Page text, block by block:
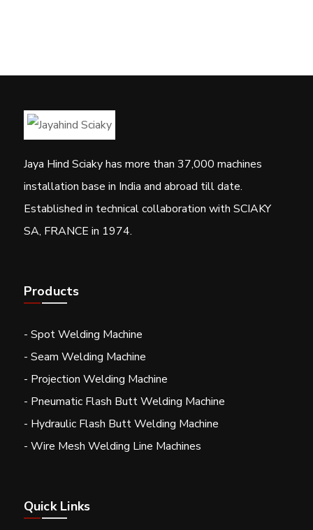
Jaya Hind Sciaky has more than 37,000 machines
installation base in India and abroad till date.
Established in technical collaboration with SCIAKY
SA, FRANCE in 1974.
Products
- Spot Welding Machine
- Seam Welding Machine
- Projection Welding Machine
- Pneumatic Flash Butt Welding Machine
- Hydraulic Flash Butt Welding Machine
- Wire Mesh Welding Line Machines
Quick Links